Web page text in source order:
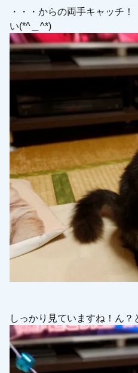
・・・からの両手キャッチ
い(*^＿^*)
しっかり見ていますね！ん？